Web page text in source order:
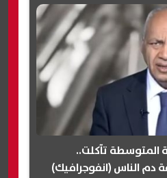
تآكلت..
دم الناس (انفوجرافيك)